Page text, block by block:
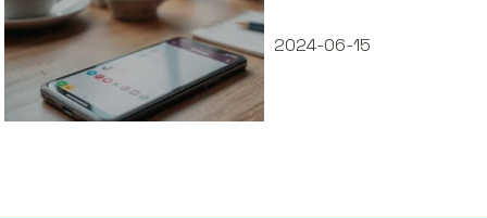
2024-06-15